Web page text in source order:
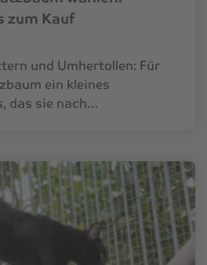
zum Kauf
und Umhertollen: Für
ein kleines
das sie nach…